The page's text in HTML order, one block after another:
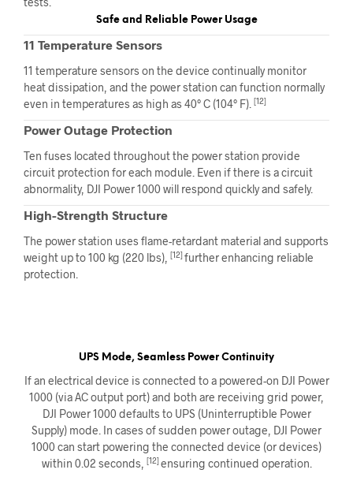
Safe and Reliable Power Usage
11 Temperature Sensors
11 temperature sensors on the device continually monitor
heat dissipation, and the power station can function normally
even in temperatures as high as 40° C (104° F). [12]
Power Outage Protection
Ten fuses located throughout the power station provide
circuit protection for each module. Even if there is a circuit
abnormality, DJI Power 1000 will respond quickly and safely.
High-Strength Structure
The power station uses flame-retardant material and supports
weight up to 100 kg (220 lbs), [12] further enhancing reliable
protection.
UPS Mode, Seamless Power Continuity
If an electrical device is connected to a powered-on DJI Power
1000 (via AC output port) and both are receiving grid power,
DJI Power 1000 defaults to UPS (Uninterruptible Power
Supply) mode. In cases of sudden power outage, DJI Power
1000 can start powering the connected device (or devices)
within 0.02 seconds,
[12] ensuring continued operation.